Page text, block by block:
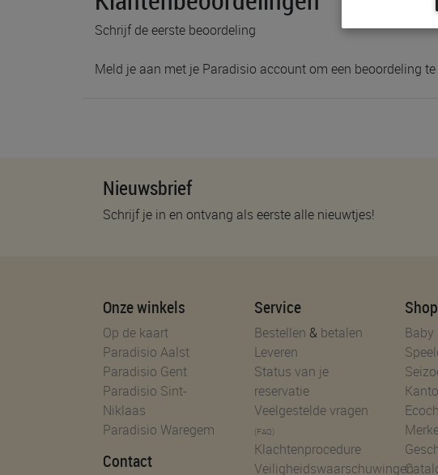
Schrijf de eerste beoordeling
Meld je aan met je Paradisio account om een beoordeling
Nieuwsbrief
Schrijf je in en ontvang als eerste alle nieuwtjes!
Onze winkels
Op de kaart
Paradisio Aalst
Paradisio Gent
Paradisio Sint-
Niklaas
Paradisio Waregem
Contact
Service
Bestellen & betalen
Leveren
Status van je
reservatie
Veelgestelde vragen
(FAQ)
Klachtenprocedure
Veiligheidswaarschuwingen
Baby